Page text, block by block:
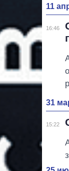
11
16:46
31
15:22